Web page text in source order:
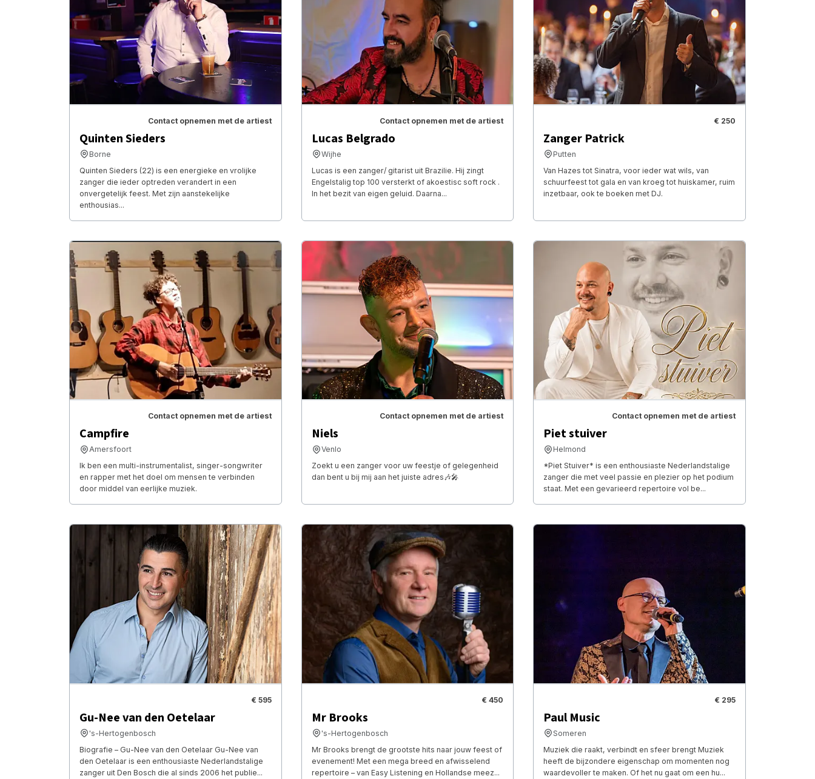
Contact opnemen met de artiest
Quinten Sieders
Borne
Quinten Sieders (22) is een energieke en vrolijke
zanger die ieder optreden verandert in een
onvergetelijk feest. Met zijn aanstekelijke
enthousias...
Contact opnemen met de artiest
Lucas Belgrado
Wijhe
Lucas is een zanger/ gitarist uit Brazilie. Hij zingt
Engelstalig top 100 versterkt of akoestisc soft rock .
In het bezit van eigen geluid. Daarna...
€ 250
Zanger Patrick
Putten
Van Hazes tot Sinatra, voor ieder wat wils, van
schuurfeest tot gala en van kroeg tot huiskamer, ruim
inzetbaar, ook te boeken met DJ.
Contact opnemen met de artiest
Campfire
Amersfoort
Ik ben een multi-instrumentalist, singer-songwriter
en rapper met het doel om mensen te verbinden
door middel van eerlijke muziek.
Contact opnemen met de artiest
Niels
Venlo
Zoekt u een zanger voor uw feestje of gelegenheid
dan bent u bij mij aan het juiste adres🎶🎤
Contact opnemen met de artiest
Piet stuiver
Helmond
*Piet Stuiver* is een enthousiaste Nederlandstalige
zanger die met veel passie en plezier op het podium
staat. Met een gevarieerd repertoire vol be...
€ 595
Gu-Nee van den Oetelaar
's-Hertogenbosch
Biografie – Gu-Nee van den Oetelaar Gu-Nee van
den Oetelaar is een enthousiaste Nederlandstalige
zanger uit Den Bosch die al sinds 2006 het publie...
€ 450
Mr Brooks
's-Hertogenbosch
Mr Brooks brengt de grootste hits naar jouw feest of
evenement! Met een mega breed en afwisselend
repertoire – van Easy Listening en Hollandse meez...
€ 295
Paul Music
Someren
Muziek die raakt, verbindt en sfeer brengt Muziek
heeft de bijzondere eigenschap om momenten nog
waardevoller te maken. Of het nu gaat om een hu...